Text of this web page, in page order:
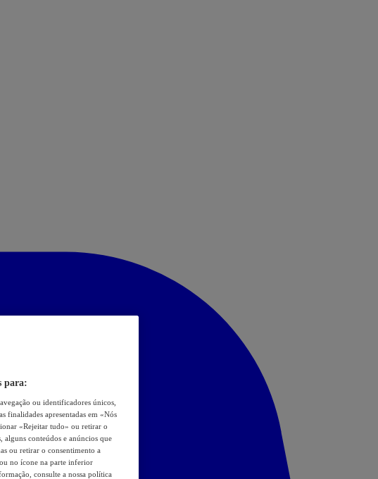
para:
ou identificadores únicos,
finalidades apresentadas em «Nós
«Rejeitar tudo» ou retirar o
alguns conteúdos e anúncios que
ou retirar o consentimento a
no ícone na parte inferior
consulte a nossa política